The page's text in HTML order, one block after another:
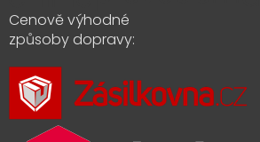
Cenově výhodné
způsoby dopravy: